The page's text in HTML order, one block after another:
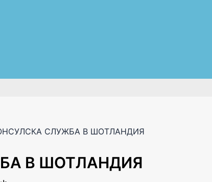
СЛУЖБА В ШОТЛАНДИЯ
В ШОТЛАНДИЯ